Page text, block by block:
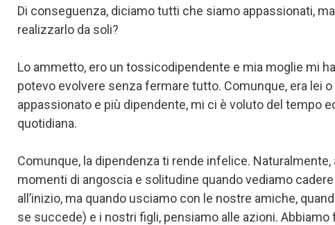
Di conseguenza, diciamo tutti che siamo appassionati,
realizzarlo da soli?
Lo ammetto, ero un tossicodipendente e mia moglie mi
potevo evolvere senza fermare tutto. Comunque, era lei
appassionato e più dipendente, mi ci è voluto del tempo
quotidiana.
Comunque, la dipendenza ti rende infelice.
momenti di angoscia e solitudine quando vediamo
all’inizio, ma quando usciamo con le nostre amiche,
se succede) e i nostri figli, pensiamo alle azioni.